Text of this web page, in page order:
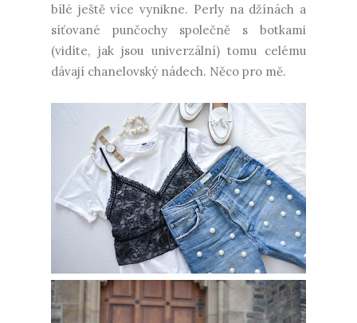
bílé ještě více vynikne. Perly na džínách a
síťované punčochy společně s botkami
(vidíte, jak jsou univerzální) tomu celému
dávají chanelovský nádech. Něco pro mě.